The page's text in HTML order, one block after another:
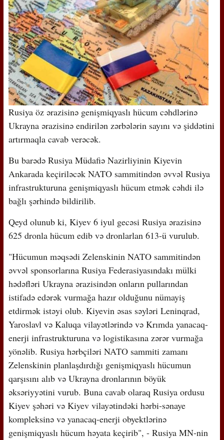
Rusiya öz ərazisinə genişmiqyaslı hücum cəhdlərinə
Ukrayna ərazisinə endirilən zərbələrin sayını və şiddətini
artırmaqla cavab verəcək.
Bu barədə Rusiya Müdafiə Nazirliyinin Kiyevin
Ankarada keçiriləcək NATO sammitindən əvvəl Rusiya
infrastrukturuna genişmiqyaslı hücum etmək cəhdi ilə
bağlı şərhində bildirilib.
Qeyd olunub ki, Kiyev 6 iyul gecəsi Rusiya ərazisinə
625 dronla hücum edib və dronlarlan 613-ü vurulub.
"Hücumun məqsədi Zelenskinin NATO sammitindən
əvvəl sponsorlarına Rusiya Federasiyasındakı mülki
hədəfləri Ukrayna ərazisindən onların pullarından
istifadə edərək vurmağa hazır olduğunu nümayiş
etdirmək istəyi olub. Kiyevin əsas səyləri Leninqrad,
Yaroslavl və Kaluqa vilayətlərində və Krımda yanacaq-
enerji infrastrukturuna və logistikasına zərər vurmağa
yönəlib. Rusiya hərbçiləri NATO sammiti zamanı
Zelenskinin planlaşdırdığı genişmiqyaslı hücumun
qarşısını alıb və Ukrayna dronlarının böyük
əksəriyyətini vurub. Buna cavab olaraq Rusiya ordusu
Kiyev şəhəri və Kiyev vilayətindəki hərbi-sənaye
kompleksinə və yanacaq-enerji obyektlərinə
genişmiqyaslı hücum həyata keçirib", - Rusiya MN-nin